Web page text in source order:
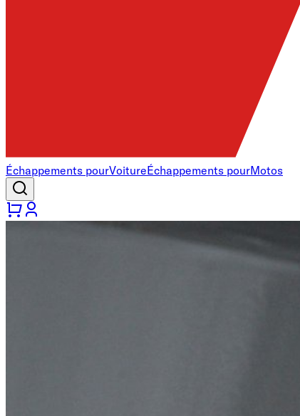
Échappements pourVoitureÉchappements pourMotos